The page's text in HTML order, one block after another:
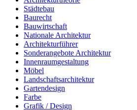
Städtebau
Baurecht
Bauwirtschaft
Nationale Architektur
Architekturführer
Sonderangebote Architektur
Innenraumgestaltung
Möbel
Landschaftsarchitektur
Gartendesign
Farbe
Grafik / Design